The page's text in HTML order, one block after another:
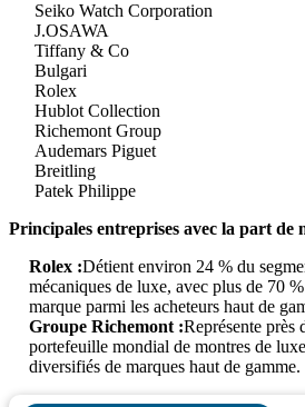
Seiko Watch Corporation
J.OSAWA
Tiffany & Co
Bulgari
Rolex
Hublot Collection
Richemont Group
Audemars Piguet
Breitling
Patek Philippe
Principales entreprises avec la part de
Rolex :Détient environ 24 % du
mécaniques de luxe, avec plus de 70
marque parmi les acheteurs haut de
Groupe Richemont :Représente près
portefeuille mondial de montres de
diversifiés de marques haut de gamme.